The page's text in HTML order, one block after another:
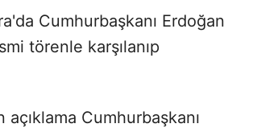
Cumhurbaşkanı Erdoğan
törenle karşılanıp
açıklama Cumhurbaşkanı